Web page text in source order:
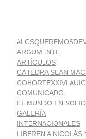
ARGUMENTE
ARTÍCULOS
CÁTEDRA SEAN
COMUNICADO
EL MUNDO EN
GALERÍA
INTERNACIONALES
LIBEREN A NICOLÁS